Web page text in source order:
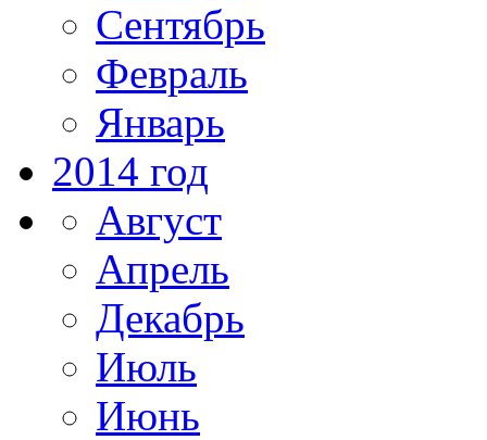
Сентябрь
Февраль
Январь
2014 год
Август
Апрель
Декабрь
Июль
Июнь